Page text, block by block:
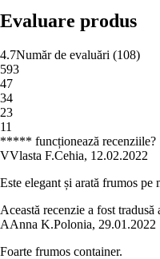
Evaluare produs
4.7Număr de evaluări (108)
593
47
34
23
11
***** funcționează recenziile?
VVlasta F.Cehia, 12.02.2022
Este elegant și arată frumos pe
Această recenzie a fost tradusă
AAnna K.Polonia, 29.01.2022
Foarte frumos container.